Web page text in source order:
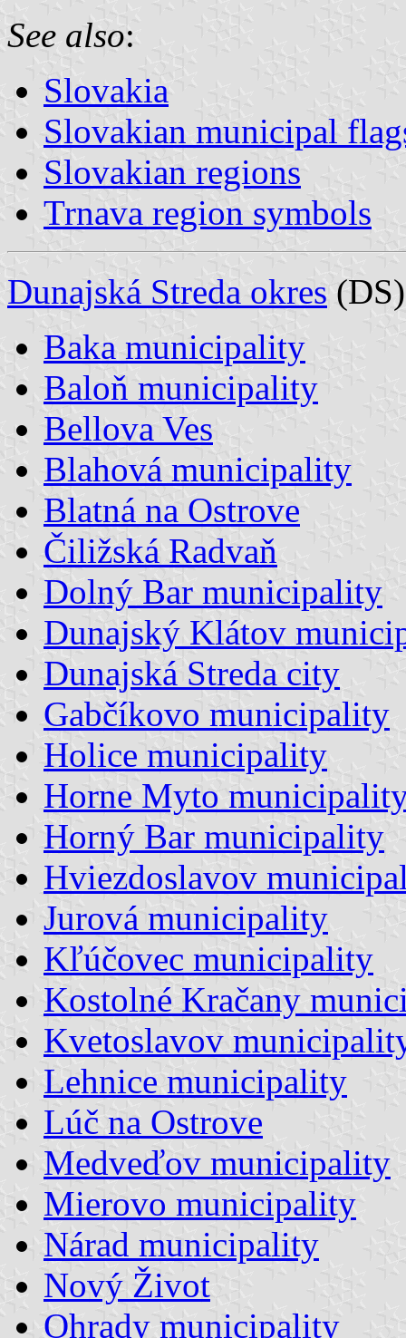
See also:
Slovakia
Slovakian municipal
Slovakian regions
Trnava region symbols
Dunajská Streda okres (DS)
Baka municipality
Baloň municipality
Bellova Ves
Blahová municipality
Blatná na Ostrove
Čiližská Radvaň
Dolný Bar municipality
Dunajský Klátov
Dunajská Streda city
Gabčíkovo municipality
Holice municipality
Horne Myto
Horný Bar municipality
Hviezdoslavov
Jurová municipality
Kľúčovec municipality
Kostolné Kračany
Kvetoslavov
Lehnice municipality
Lúč na Ostrove
Medveďov municipality
Mierovo municipality
Nárad municipality
Nový Život
Ohrady municipality